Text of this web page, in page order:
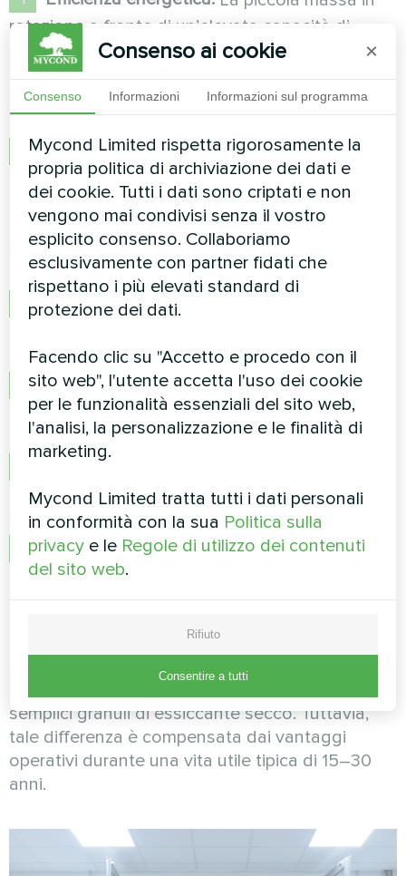
rotazione a fronte di un’elevata capacità di
rimozione dell’umidità assicura consumi minimi di
energia, poiché l’energia di riscaldamento e
raffreddamento è direttamente proporzionale
alla massa dell’essiccante.
Bassa resistenza aerodinamica:Il flusso
laminare nella ruota attraverso canali diritti
garantisce una resistenza significativamente
inferiore rispetto al flusso turbolento nei letti
sfusi, dove la resistenza cresce con il quadrato
della velocità.
Essiccazione profonda:
(−90°F) utilizzando essiccanti appropriati.
Affidabilità:La semplicità costruttiva con un
numero minimo di parti mobili (solo ruota e
azionamento) riduce i costi di manutenzione.
Flessibilità d’impiego:
diversi tipi di essiccanti in base ai requisiti
specifici.
Stabilità di funzionamento: Assenza
dell’effetto a «dente di sega» nelle variazioni di
L’unico svantaggio significativo è il costo di
semplici granuli di essiccante secco. Tuttavia,
tale differenza è compensata dai vantaggi
operativi durante una vita utile tipica di 15–30
anni.
Consenso ai cookie ×
Consenso Informazioni Informazioni sul programma
Mycond Limited rispetta rigorosamente la
propria politica di archiviazione dei dati e
dei cookie. Tutti i dati sono criptati e non
vengono mai condivisi senza il vostro
esplicito consenso. Collaboriamo
esclusivamente con partner fidati che
rispettano i più elevati standard di
protezione dei dati.
Facendo clic su "Accetto e procedo con il
sito web", l'utente accetta l'uso dei cookie
per le funzionalità essenziali del sito web,
l'analisi, la personalizzazione e le finalità di
marketing.
Mycond Limited tratta tutti i dati personali
in conformità con la sua Politica sulla
privacy e le Regole di utilizzo dei contenuti
del sito web.
Rifiuto
Consentire a tutti